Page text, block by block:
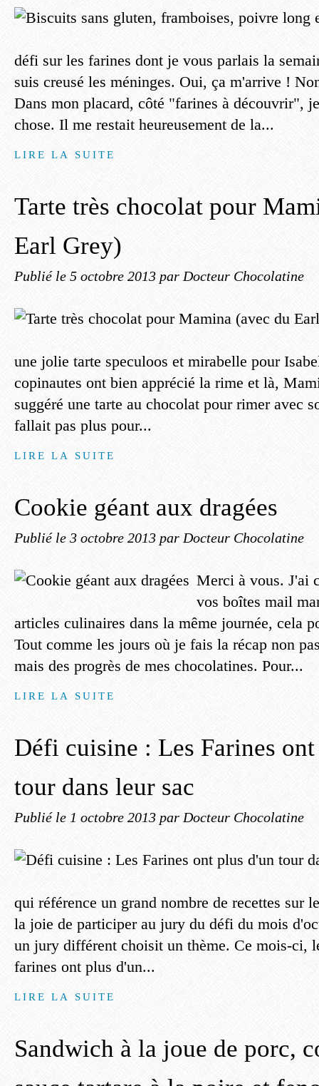
défi sur les farines dont je vous parlais la
suis creusé les méninges. Oui, ça m'arrive !
Dans mon placard, côté "farines à découvrir",
chose. Il me restait heureusement de la...
LIRE LA SUITE
Tarte très chocolat pour
Earl Grey)
Publié le 5 octobre 2013 par Docteur Chocolatine
une jolie tarte speculoos et mirabelle pour
copinautes ont bien apprécié la rime et là,
suggéré une tarte au chocolat pour rimer avec
fallait pas plus pour...
LIRE LA SUITE
Cookie géant aux dragées
Publié le 3 octobre 2013 par Docteur Chocolatine
Merci à vous. J'ai
vos boîtes mail
articles culinaires dans la même journée, cela
Tout comme les jours où je fais la récap non
mais des progrès de mes chocolatines. Pour...
LIRE LA SUITE
Défi cuisine : Les Farines
tour dans leur sac
Publié le 1 octobre 2013 par Docteur Chocolatine
qui référence un grand nombre de recettes sur
la joie de participer au jury du défi du mois
un jury différent choisit un thème. Ce mois-ci,
farines ont plus d'un...
LIRE LA SUITE
Sandwich à la joue de porc,